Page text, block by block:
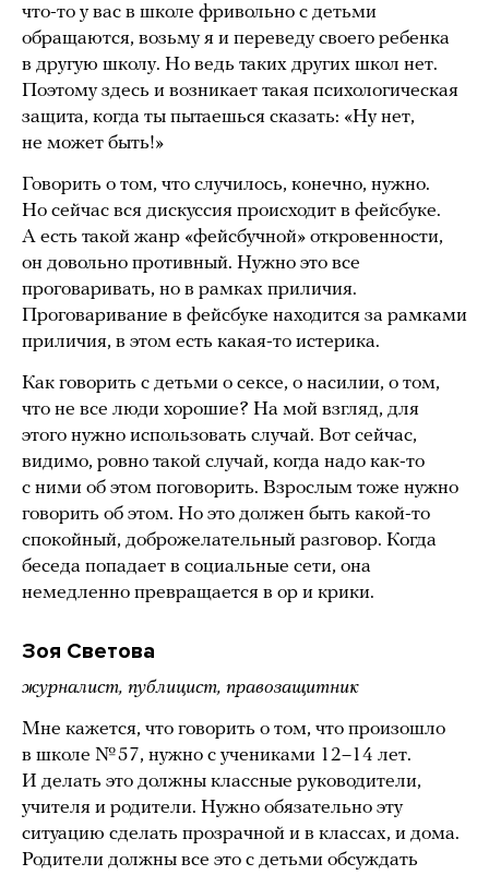
что-то у вас в школе фривольно с детьми
обращаются, возьму я и переведу своего ребенка
в другую школу. Но ведь таких других школ нет.
Поэтому здесь и возникает такая психологическая
защита, когда ты пытаешься сказать: «Ну нет,
не может быть!»
Говорить о том, что случилось, конечно, нужно.
Но сейчас вся дискуссия происходит в фейсбуке.
А есть такой жанр «фейсбучной» откровенности,
он довольно противный. Нужно это все
проговаривать, но в рамках приличия.
Проговаривание в фейсбуке находится за рамками
приличия, в этом есть какая-то истерика.
Как говорить с детьми о сексе, о насилии, о том,
что не все люди хорошие? На мой взгляд, для
этого нужно использовать случай. Вот сейчас,
видимо, ровно такой случай, когда надо как-то
с ними об этом поговорить. Взрослым тоже нужно
говорить об этом. Но это должен быть какой-то
спокойный, доброжелательный разговор. Когда
беседа попадает в социальные сети, она
немедленно превращается в ор и крики.
Зоя Светова
журналист, публицист, правозащитник
Мне кажется, что говорить о том, что произошло
в школе № 57, нужно с учениками 12–14 лет.
И делать это должны классные руководители,
учителя и родители. Нужно обязательно эту
ситуацию сделать прозрачной и в классах, и дома.
Родители должны все это с детьми обсуждать